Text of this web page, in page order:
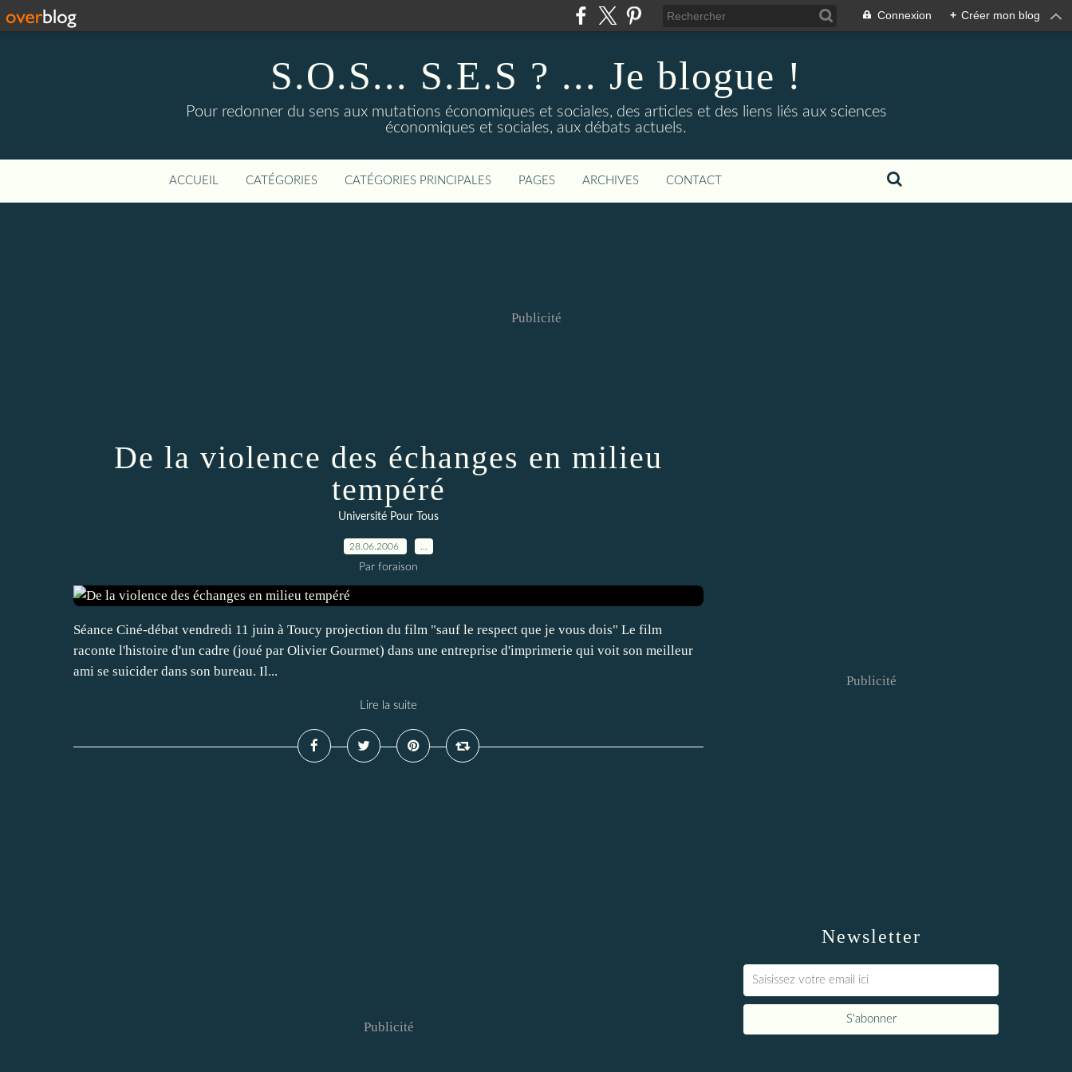
Connexion + Créer mon blog
S.O.S... S.E.S ? ... Je blogue !
Pour redonner du sens aux mutations économiques et sociales, des articles et des liens liés aux sciences
économiques et sociales, aux débats actuels.
ACCUEIL CATÉGORIES CATÉGORIES PRINCIPALES PAGES ARCHIVES CONTACT
Publicité
De la violence des échanges en milieu
tempéré
Université Pour Tous
28.06.2006
Par foraison
Séance Ciné-débat vendredi 11 juin à Toucy projection du film "sauf le respect que je vous dois" Le film
raconte l'histoire d'un cadre (joué par Olivier Gourmet) dans une entreprise d'imprimerie qui voit son meilleur
ami se suicider dans son bureau. Il...
Lire la suite
Publicité
Newsletter
Publicité